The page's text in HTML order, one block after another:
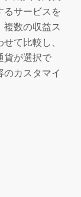
るサービスを
複数の収益ス
て比較し、
貨が選択で
カスタマイ